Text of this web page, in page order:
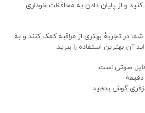
و از پایان دادن به محافظت خوداری
در تجربهٔ بهتری از مراقبه کمک کنند و به
آن بهترین استفاده را ببرید.
گوش بدهید